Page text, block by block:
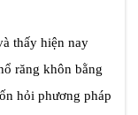
thấy hiện nay
răng khôn bằng
hỏi phương pháp